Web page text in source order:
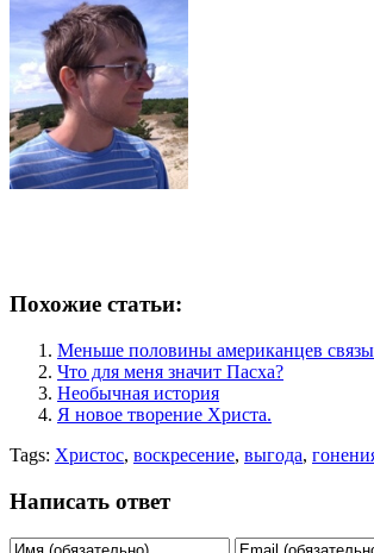
Похожие статьи:
Меньше половины американцев
Что для меня значит Пасха?
Необычная история
Я новое творение Христа.
Tags: Христос, воскресение, выгода,
Написать ответ